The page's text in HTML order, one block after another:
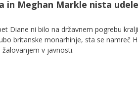
in Meghan Markle nista
Diane ni bilo na državnem pogrebu
britanske monarhinje, sta se namreč
v javnosti.